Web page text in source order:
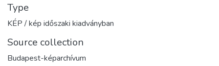
Type
KÉP / kép időszaki kiadványban
Source collection
Budapest-képarchívum